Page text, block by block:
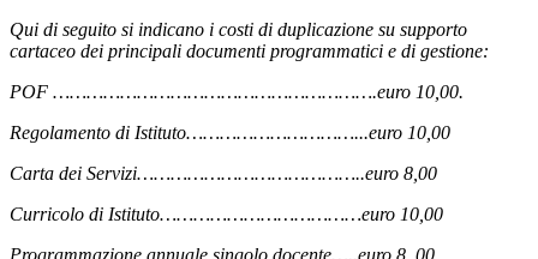
Qui di seguito si indicano i costi di duplicazione su supporto
cartaceo dei principali documenti programmatici e di gestione:
POF ………………………………………………….euro 10,00.
Regolamento di Istituto…………………………...euro 10,00
Carta dei Servizi…………………………………..euro 8,00
Curricolo di Istituto………………………………euro 10,00
Programmazione annuale singolo docente…..euro 8, 00